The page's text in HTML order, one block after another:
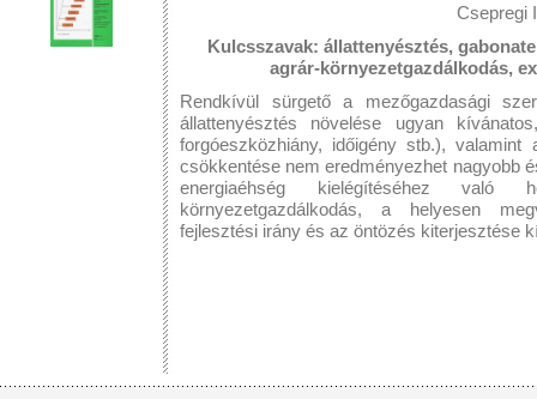
Csepregi
Kulcsszavak: állattenyésztés,
agrár-környezetgazdálkodás,
Rendkívül sürgető a mezőgazdasági
állattenyésztés növelése ugyan
forgóeszközhiány, időigény stb.),
csökkentése nem eredményezhet nagyobb
energiaéhség kielégítéséhez való
környezetgazdálkodás, a helyesen
fejlesztési irány és az öntözés kiterjesztése